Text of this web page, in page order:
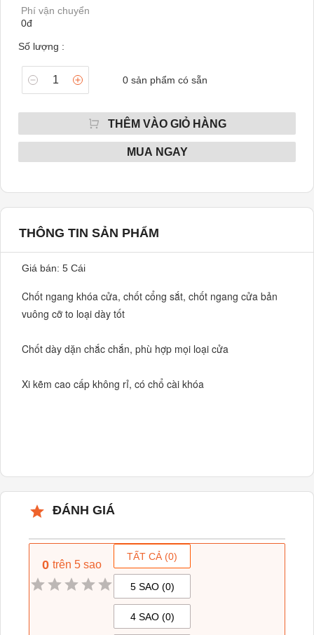
Phí vận chuyển
0đ
Số lượng :
0 sản phẩm có sẵn
THÊM VÀO GIỎ HÀNG
MUA NGAY
THÔNG TIN SẢN PHẨM
Giá bán: 5 Cái
Chốt ngang khóa cửa, chốt cổng sắt, chốt ngang cửa bản
vuông cỡ to loại dày tốt
Chốt dày dặn chắc chắn, phù hợp mọi loại cửa
Xi kẽm cao cấp không rỉ, có chổ cài khóa
ĐÁNH GIÁ
0 trên 5 sao
TẤT CẢ (0)
5 SAO (0)
4 SAO (0)